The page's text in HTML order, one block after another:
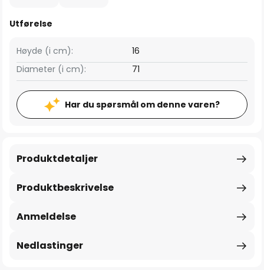
Utførelse
Høyde (i cm):
16
Diameter (i cm):
71
Har du spørsmål om denne varen?
Produktbeskrivelse
Produktdetaljer
Anmeldelse
Nedlastinger